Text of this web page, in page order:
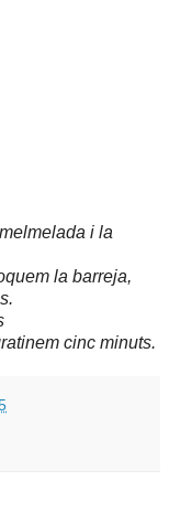
i la
la barreja,
cinc minuts.